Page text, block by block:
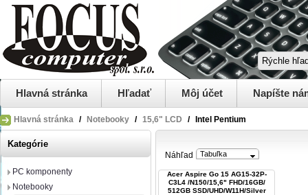
Hlavná stránka Hľadať Môj účet Napíšte
Hlavná stránka / Notebooky / 15,6" LCD / Intel Pentium
Kategórie
PC komponenty
Notebooky
Náhľad Tabuľka
Acer Aspire Go 15 AG15-32P-
C3L4 /N150/15,6" FHD/16GB/
512GB SSD/UHD/W11H/Silver